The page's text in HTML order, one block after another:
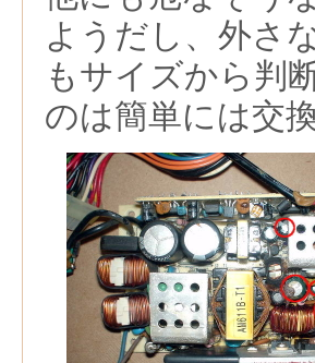
ようだし、外さ
もサイズから判
のは簡単には交